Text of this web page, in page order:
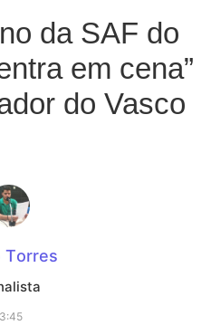
da SAF do
em cena”
do Vasco
Torres